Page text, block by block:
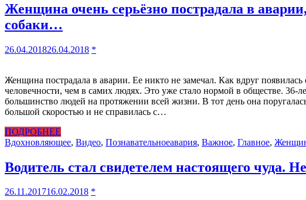
Женщина очень серьёзно пострадала в
собаки…
26.04.201826.04.2018 *
Женщина пострадала в аварии. Ее никто не замечал. Как вдруг
человечности, чем в самих людях. Это уже стало нормой в обществе.
большинство людей на протяжении всей жизни. В тот день она
большой скоростью и не справилась с…
ПОДРОБНЕЕ
Вдохновляющее, Видео, Познавательноеавария, Важное, Главное,
Водитель стал свидетелем настоящего чуда.
26.11.201716.02.2018 *